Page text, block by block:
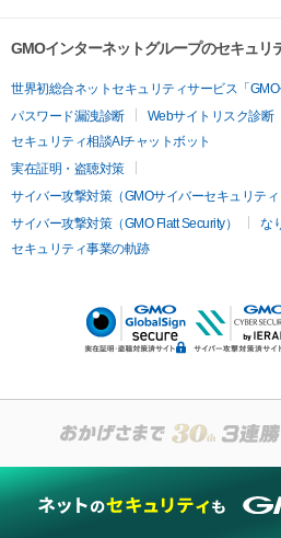
GMOインターネットグループのセキュリ
世界初総合ネットセキュリティサービス「GMO
パスワード漏洩診断
Webサイトリスク診断
セキュリティ相談AIチャットボット
実在証明・盗聴対策
サイバー攻撃対策（GMOサイバーセキュリティ
サイバー攻撃対策（GMO Flatt Security）
な
セキュリティ事業の軌跡